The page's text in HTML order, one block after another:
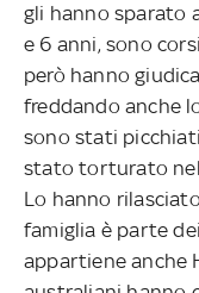
gli hanno sparato
e 6 anni, sono
però hanno
freddando anche
sono stati
stato torturato
Lo hanno
famiglia è parte dei
appartiene anche